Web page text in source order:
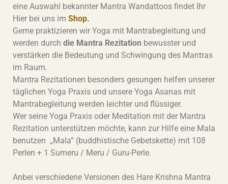
eine Auswahl bekannter Mantra Wandattoos findet Ihr
Hier bei uns im Shop.
Gerne praktizieren wir Yoga mit Mantrabegleitung und
werden durch die Mantra Rezitation bewusster und
verstärken die Bedeutung und Schwingung des Mantras
im Raum.
Mantra Rezitationen besonders gesungen helfen unserer
täglichen Yoga Praxis und unsere Yoga Asanas mit
Mantrabegleitung werden leichter und flüssiger.
Wer seine Yoga Praxis oder Meditation mit der Mantra
Rezitation unterstützen möchte, kann zur Hilfe eine Mala
benutzen „Mala“ (buddhistische Gebetskette) mit 108
Perlen + 1 Sumeru / Meru / Guru-Perle.
Anbei verschiedene Versionen des Hare Krishna Mantra